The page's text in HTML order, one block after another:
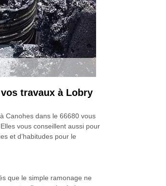
travaux à Lobry
Canohes dans le 66680 vous
vous conseillent aussi pour
et d’habitudes pour le
que le simple ramonage ne